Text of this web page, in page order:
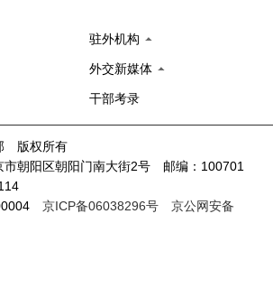
驻外机构
外交新媒体
干部考录
版权所有
朝阳区朝阳门南大街2号 邮编：100701
京ICP备06038296号
京公网安备